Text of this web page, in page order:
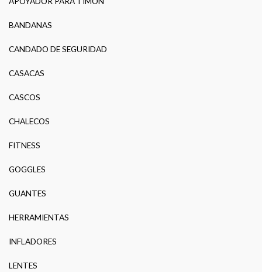
BANDANAS
CANDADO DE SEGURIDAD
CASACAS
CASCOS
CHALECOS
FITNESS
GOGGLES
GUANTES
HERRAMIENTAS
INFLADORES
LENTES